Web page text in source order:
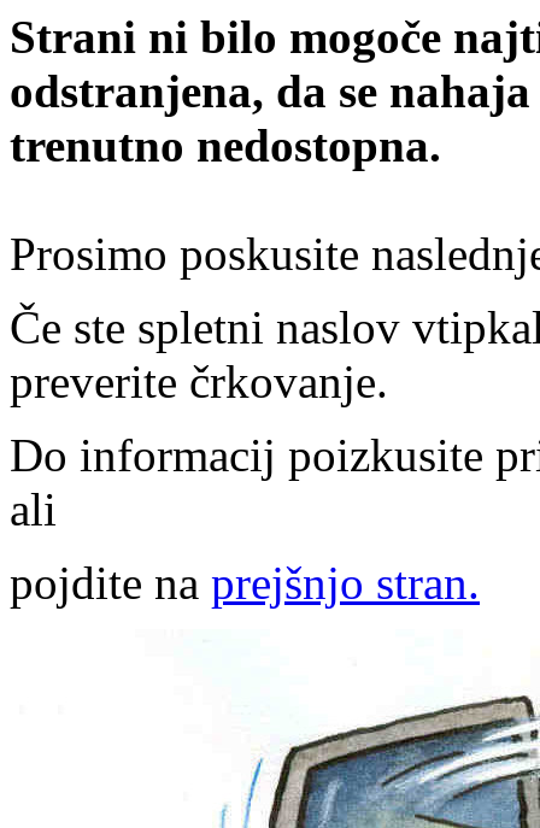
Strani ni bilo mogoče
odstranjena, da se
trenutno nedostopna.
Prosimo poskusite
Če ste spletni naslov
preverite črkovanje.
Do informacij poizkusite
ali
pojdite na prejšnjo stran.